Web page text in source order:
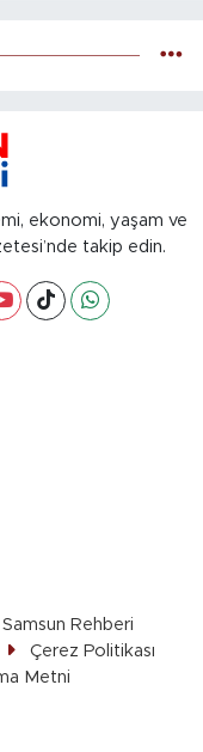
ekonomi, yaşam ve
takip edin.
Samsun Rehberi
Çerez Politikası
Metni